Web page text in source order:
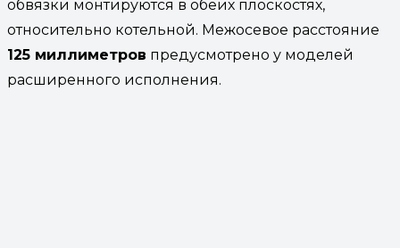
обвязки монтируются в обеих плоскостях,
относительно котельной. Межосевое расстояние
125 миллиметров предусмотрено у моделей
расширенного исполнения.